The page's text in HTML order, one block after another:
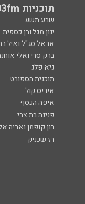
תוכניות 103fm
שבע תשע
ינון מגל ובן כספית
אראל סג"ל ואיל
ברק סרי ואלי
גיא פלג
תוכנית הספורט
איריס קול
איפה הכסף
פנינה בת צבי
רון קופמן ואריה
רז שכניק